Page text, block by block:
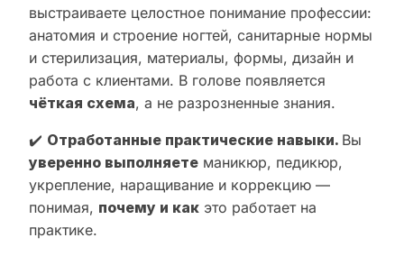
выстраиваете целостное понимание профессии:
анатомия и строение ногтей, санитарные нормы
и стерилизация, материалы, формы, дизайн и
работа с клиентами. В голове появляется
чёткая схема, а не разрозненные знания.
✔️ Отработанные практические навыки. Вы
уверенно выполняете маникюр, педикюр,
укрепление, наращивание и коррекцию —
понимая, почему и как это работает на
практике.